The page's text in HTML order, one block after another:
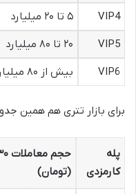
VIP4
۵ تا ۲۰ میلیارد
VIP5
۲۰ تا ۸۰ میلیارد
VIP6
بیش از ۸۰ میلیارد
برای بازار تتری هم همین
پله
کارمزدی
(تومان)